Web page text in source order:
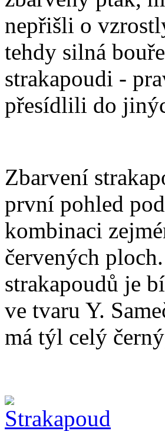
nepřišli o
tehdy silná
strakapoudi -
přesídlili do
Zbarvení
první pohled
kombinaci
červených
strakapoudů je
ve tvaru Y.
má týl celý